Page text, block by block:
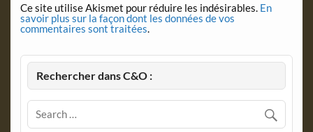
Ce site utilise Akismet pour réduire les indésirables. En
savoir plus sur la façon dont les données de vos
commentaires sont traitées.
Rechercher dans C&O :